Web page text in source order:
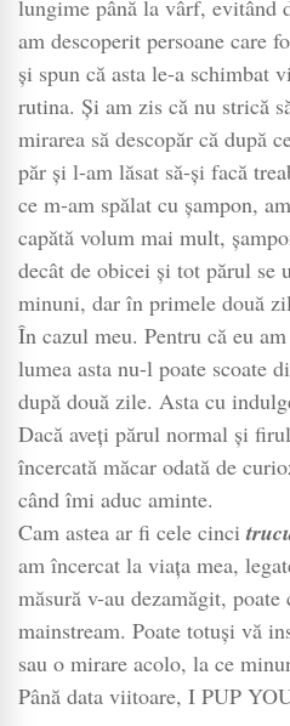
lungime până la vârf, evitând
am descoperit persoane care
și spun că asta le-a schimbat
rutina. Și am zis că nu strică
mirarea să descopăr că după
păr și l-am lăsat să-și facă
ce m-am spălat cu șampon,
capătă volum mai mult,
decât de obicei și tot părul se
minuni, dar în primele două
În cazul meu. Pentru că eu
lumea asta nu-l poate scoate
după două zile. Asta cu
Dacă aveți părul normal și
încercată măcar odată de
când îmi aduc aminte.
Cam astea ar fi cele cinci
am încercat la viața mea,
măsură v-au dezamăgit,
mainstream. Poate totuși vă
sau o mirare acolo, la ce
Până data viitoare, I PUP